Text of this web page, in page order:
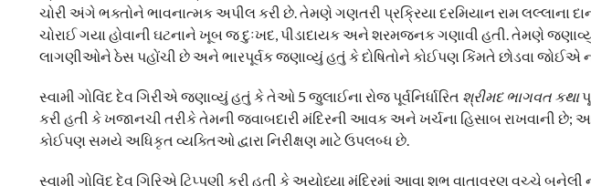
ચોરી અંગે ભક્તોને ભાવનાત્મક અપીલ કરી છે. તેમણે ગણતરી પ્રક્રિયા દરમિયાન રામ લલ્લાના
ચોરાઈ ગયા હોવાની ઘટનાને ખૂબ જ દુઃખદ, પીડાદાયક અને શરમજનક ગણાવી હતી. તેમણે
લાગણીઓને ઠેસ પહોંચી છે અને ભારપૂર્વક જણાવ્યું હતું કે દોષિતોને કોઈપણ કિંમતે છોડવા જોઈએ
સ્વામી ગોવિંદ દેવ ગિરીએ જણાવ્યું હતું કે તેઓ 5 જુલાઈના રોજ પૂર્વનિર્ધારિત શ્રીમદ ભાગવત કથા
કરી હતી કે ખજાનચી તરીકે તેમની જવાબદારી મંદિરની આવક અને ખર્ચના હિસાબ રાખવાની
કોઈપણ સમયે અધિકૃત વ્યક્તિઓ દ્વારા નિરીક્ષણ માટે ઉપલબ્ધ છે.
સ્વામી ગોવિંદ દેવ ગિરિએ ટિપ્પણી કરી હતી કે અયોધ્યા મંદિરમાં આવા શુભ વાતાવરણ વચ્ચે